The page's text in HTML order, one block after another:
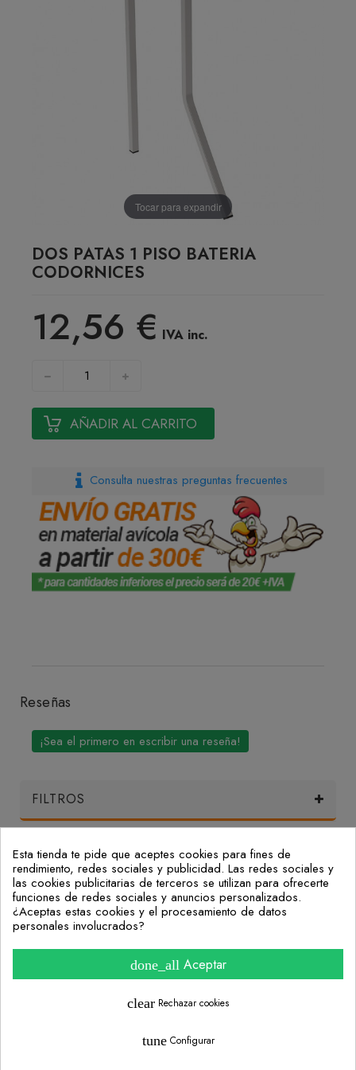
Tocar para expandir
DOS PATAS 1 PISO BATERIA
CODORNICES
12,56 € IVA inc.
AÑADIR AL CARRITO
Consulta nuestras preguntas frecuentes
Reseñas
¡Sea el primero en escribir una reseña!
FILTROS
Mi Cuenta
Nuestras Oficinas
Consulta nuestras preguntas frecuentes
Diseño Web Granada y Posicionamiento SEO - Loadical Estudio
Esta tienda te pide que aceptes cookies para fines de
rendimiento, redes sociales y publicidad. Las redes sociales y
las cookies publicitarias de terceros se utilizan para ofrecerte
funciones de redes sociales y anuncios personalizados.
¿Aceptas estas cookies y el procesamiento de datos
personales involucrados?
done_all Aceptar
clear Rechazar cookies
tune Configurar